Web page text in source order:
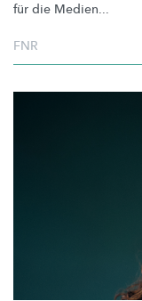
für die Medien...
FNR